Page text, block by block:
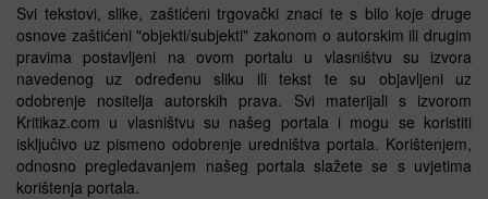
Svi tekstovi, slike, zaštićeni trgovački znaci te s bilo koje druge
osnove zaštićeni "objekti/subjekti" zakonom o autorskim ili drugim
pravima postavljeni na ovom portalu u vlasništvu su izvora
navedenog uz određenu sliku ili tekst te su objavljeni uz
odobrenje nositelja autorskih prava. Svi materijali s izvorom
Kritikaz.com u vlasništvu su našeg portala i mogu se koristiti
isključivo uz pismeno odobrenje uredništva portala. Korištenjem,
odnosno pregledavanjem našeg portala slažete se s uvjetima
korištenja portala.